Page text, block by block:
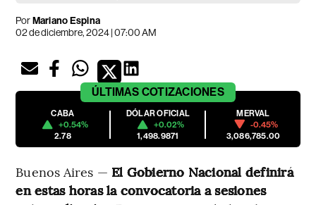
PorMariano Espina
02 de diciembre, 2024 | 07:00 AM
ÚLTIMAS COTIZACIONES
CABA
+0.54%
2.78
DÓLAR OFICIAL
+0.02%
1,498.9871
MERVAL
-0.45%
3,086,785.00
Buenos Aires — El Gobierno Nacional definirá
en estas horas la convocatoria a sesiones